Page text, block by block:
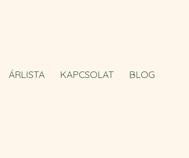
ÁRLISTA KAPCSOLAT BLOG